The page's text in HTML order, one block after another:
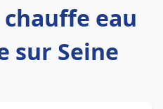
eau
sur Seine